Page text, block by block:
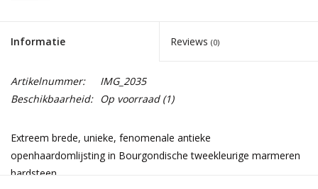
Informatie Reviews (0)
Artikelnummer:
IMG_2035
Beschikbaarheid: Op voorraad(1)
Extreem brede, unieke, fenomenale antieke
openhaardomlijsting in Bourgondische tweekleurige marmeren
hardsteen.